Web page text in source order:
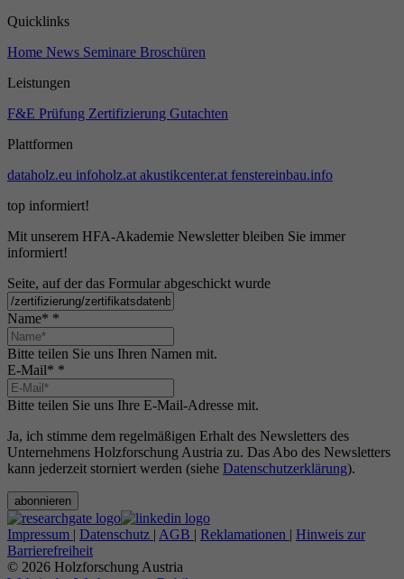
Quicklinks
Home News Seminare Broschüren
Leistungen
F&E Prüfung Zertifizierung Gutachten
Plattformen
dataholz.eu infoholz.at akustikcenter.at fenstereinbau.info
top informiert!
Mit unserem HFA-Akademie Newsletter bleiben Sie immer
informiert!
Seite, auf der das Formular abgeschickt wurde
Name* *
Bitte teilen Sie uns Ihren Namen mit.
E-Mail* *
Bitte teilen Sie uns Ihre E-Mail-Adresse mit.
Ja, ich stimme dem regelmäßigen Erhalt des Newsletters des
Unternehmens Holzforschung Austria zu. Das Abo des Newsletters
kann jederzeit storniert werden (siehe Datenschutzerklärung).
abonnieren
Impressum | Datenschutz | AGB | Reklamationen | Hinweis zur
Barrierefreiheit
© 2026 Holzforschung Austria